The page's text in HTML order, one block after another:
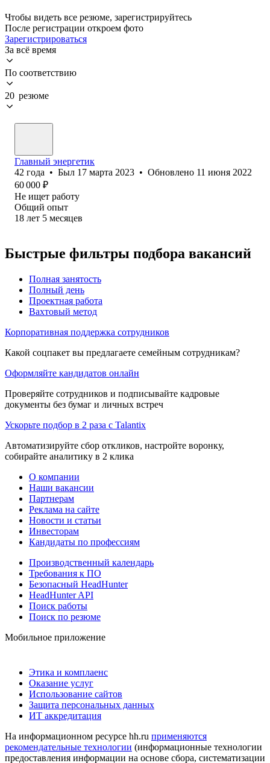
Чтобы видеть все резюме, зарегистрируйтесь
После регистрации откроем фото
Зарегистрироваться
За всё время
По соответствию
20 резюме
Главный энергетик
42 года • Был 17 марта 2023 • Обновлено 11 июня 2022
60 000 ₽
Не ищет работу
Общий опыт
18 лет 5 месяцев
Быстрые фильтры подбора вакансий
Полная занятость
Полный день
Проектная работа
Вахтовый метод
Корпоративная поддержка сотрудников
Какой соцпакет вы предлагаете семейным сотрудникам?
Оформляйте кандидатов онлайн
Проверяйте сотрудников и подписывайте кадровые
документы без бумаг и личных встреч
Ускорьте подбор в 2 раза с Talantix
Автоматизируйте сбор откликов, настройте воронку,
собирайте аналитику в 2 клика
О компании
Наши вакансии
Партнерам
Реклама на сайте
Новости и статьи
Инвесторам
Кандидаты по профессиям
Производственный календарь
Требования к ПО
Безопасный HeadHunter
HeadHunter API
Поиск работы
Поиск по резюме
Мобильное приложение
Этика и комплаенс
Оказание услуг
Использование сайтов
Защита персональных данных
ИТ аккредитация
На информационном ресурсе hh.ru применяются
рекомендательные технологии (информационные технологии
предоставления информации на основе сбора, систематизации